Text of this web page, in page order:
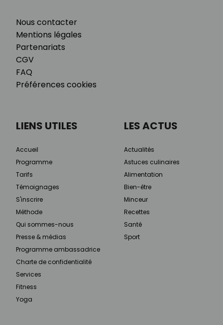
Nous contacter
Mentions légales
Partenariats
CGV
FAQ
Préférences cookies
LIENS UTILES
Accueil
Programme
Tarifs
Témoignages
S'inscrire
Méthode
Qui sommes-nous
Presse & médias
Programme ambassadrice
Charte de confidentialité
Services
Fitness
Yoga
LES ACTUS
Actualités
Astuces culinaires
Alimentation
Bien-être
Minceur
Recettes
Santé
Sport